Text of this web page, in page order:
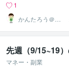
1
かんたろう＠か
んたんFX
先週（9/15~19
マネー・副業